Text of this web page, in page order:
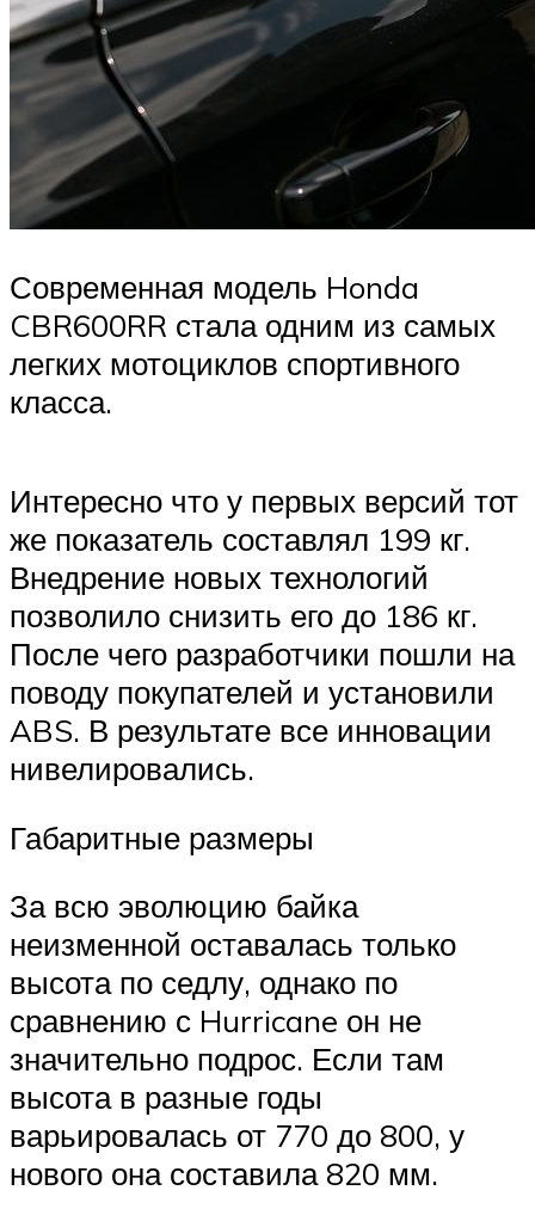
Современная модель Honda
CBR600RR стала одним из самых
легких мотоциклов спортивного
класса.
Интересно что у первых версий тот
же показатель составлял 199 кг.
Внедрение новых технологий
позволило снизить его до 186 кг.
После чего разработчики пошли на
поводу покупателей и установили
ABS. В результате все инновации
нивелировались.
Габаритные размеры
За всю эволюцию байка
неизменной оставалась только
высота по седлу, однако по
сравнению с Hurricane он не
значительно подрос. Если там
высота в разные годы
варьировалась от 770 до 800, у
нового она составила 820 мм.